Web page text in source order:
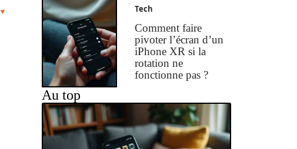
Tech
Comment faire
pivoter l’écran d’un
iPhone XR si la
rotation ne
fonctionne pas ?
Au top